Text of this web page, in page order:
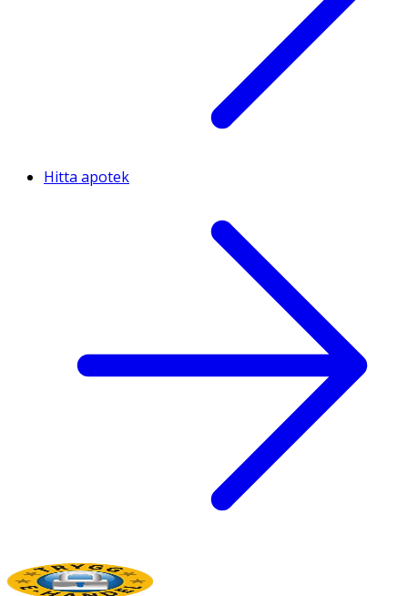
Hitta apotek